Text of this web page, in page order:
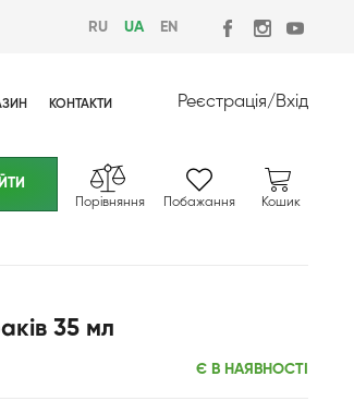
RU UA EN
КОНТАКТИ Реєстрація/Вхід
Порівняння Побажання Кошик
35 мл
Є В НАЯВНОСТІ